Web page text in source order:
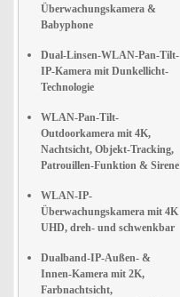
Überwachungskamera &
Babyphone
Dual-Linsen-WLAN-Pan-Tilt-
IP-Kamera mit Dunkellicht-
Technologie
WLAN-Pan-Tilt-
Outdoorkamera mit 4K,
Nachtsicht, Objekt-Tracking,
Patrouillen-Funktion & Sirene
WLAN-IP-
Überwachungskamera mit 4K
UHD, dreh- und schwenkbar
Dualband-IP-Außen- &
Innen-Kamera mit 2K,
Farbnachtsicht,